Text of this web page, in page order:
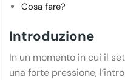
Cosa fare?
Introduzione
In un momento in cui il
una forte pressione,